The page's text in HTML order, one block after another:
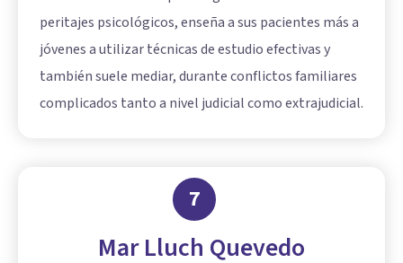
peritajes psicológicos, enseña a sus pacientes más a
jóvenes a utilizar técnicas de estudio efectivas y
también suele mediar, durante conflictos familiares
complicados tanto a nivel judicial como extrajudicial.
7
Mar Lluch Quevedo